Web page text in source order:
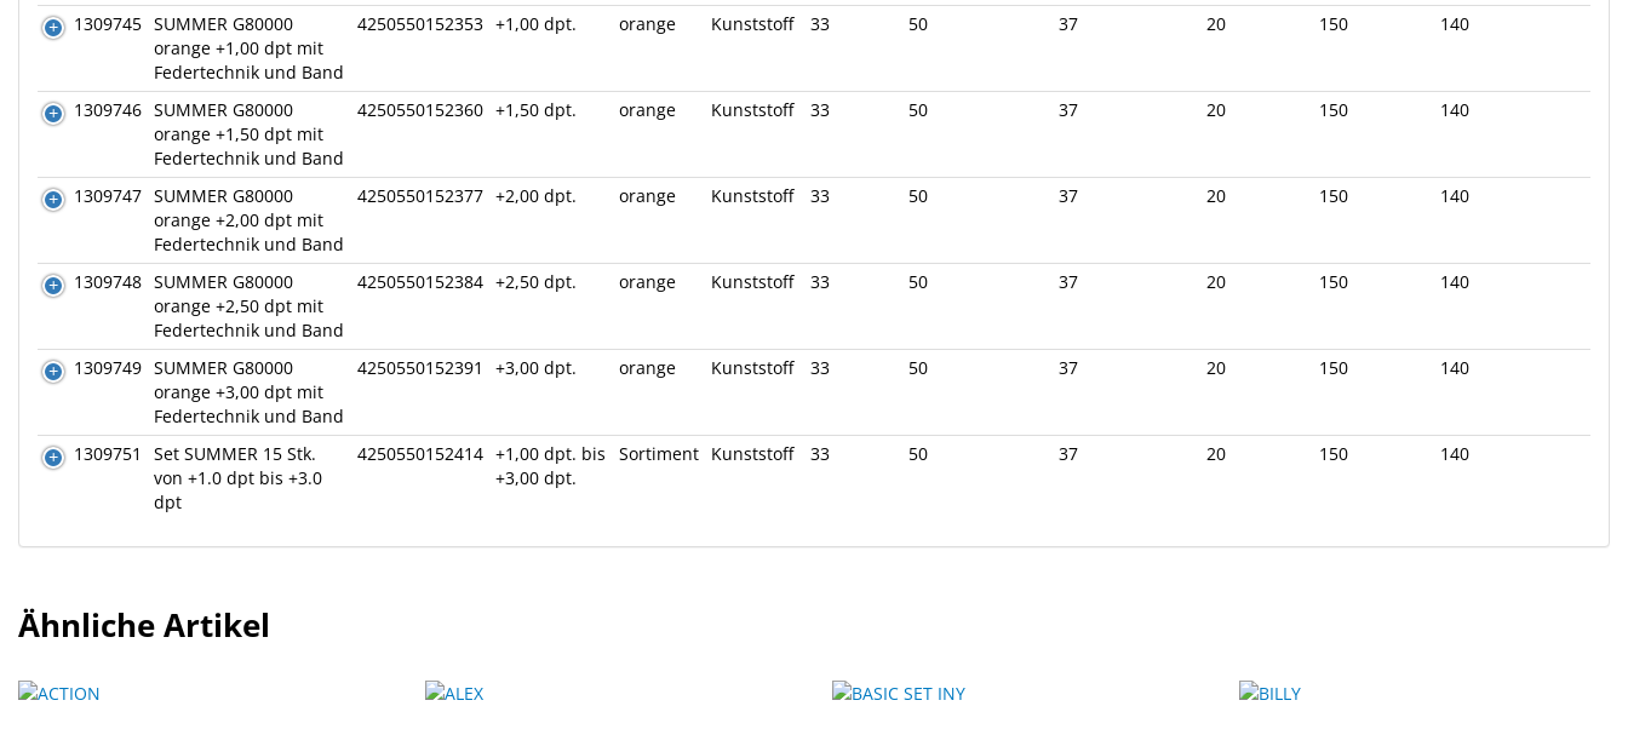
1309745 SUMMER G80000
orange +1,00 dpt mit
Federtechnik und Band
4250550152353 +1,00 dpt. orange Kunststoff 33 50 37 20 150 140
1309746 SUMMER G80000
orange +1,50 dpt mit
Federtechnik und Band
4250550152360 +1,50 dpt. orange Kunststoff 33 50 37 20 150 140
1309747 SUMMER G80000
orange +2,00 dpt mit
Federtechnik und Band
4250550152377 +2,00 dpt. orange Kunststoff 33 50 37 20 150 140
1309748 SUMMER G80000
orange +2,50 dpt mit
Federtechnik und Band
4250550152384 +2,50 dpt. orange Kunststoff 33 50 37 20 150 140
1309749 SUMMER G80000
orange +3,00 dpt mit
Federtechnik und Band
4250550152391 +3,00 dpt. orange Kunststoff 33 50 37 20 150 140
1309751
Set SUMMER 15 Stk.
von +1.0 dpt bis +3.0
dpt
4250550152414 +1,00 dpt. bis
+3,00 dpt.
Sortiment Kunststoff 33 50 37 20 150 140
Ähnliche Artikel